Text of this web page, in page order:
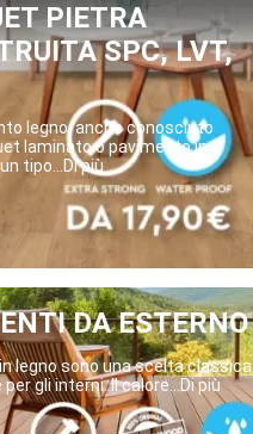
PIETRA
SPC, LVT,
legno, anche conosciuto
laminato o pavimento in
tipo...Di più
DA ESTERNO
legno sono una scelta classica
gli interni. Il calore...Di più